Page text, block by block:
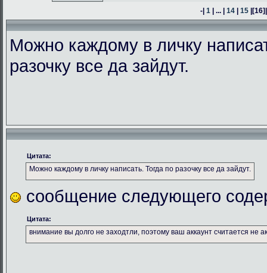
-| 1 | ... | 14 | 15 |[16]
Можно каждому в личку
разочку все да зайдут.
Цитата:
Можно каждому в личку написать. Тогда по разочку все да зайдут.
сообщение следующего
Цитата:
внимание вы долго не заходтли, поэтому ваш аккаунт считается не